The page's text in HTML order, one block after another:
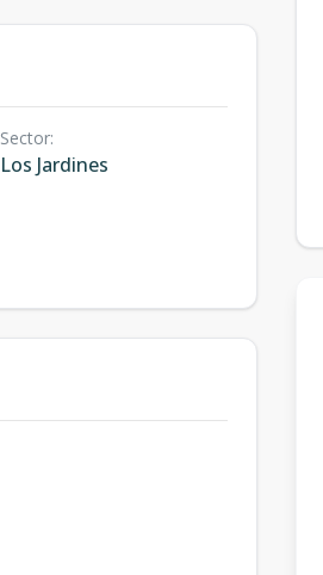
Sector:
Los Jardines